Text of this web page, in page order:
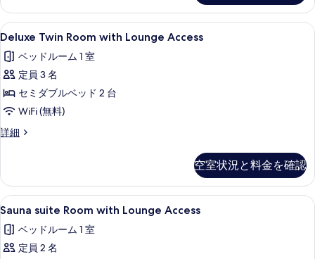
の
写
真
を
表
示
す
る
Lounge
Access
の
細
Deluxe
Twin
Room
with
Lounge
Access
の
て
の
写
真
を
セーフティボックス (室内)、デスク
6
Deluxe Twin Room with Lounge Access
ベッドルーム 1 室
定員 3 名
セミダブルベッド 2 台
WiFi (無料)
詳細
Deluxe
Lounge
Access
の
細
空室状況と料金を確認
Sauna
suite
Room
with
セーフティボックス (室内)、デスク
11
Sauna suite Room with Lounge Access
ベッドルーム 1 室
定員 2 名